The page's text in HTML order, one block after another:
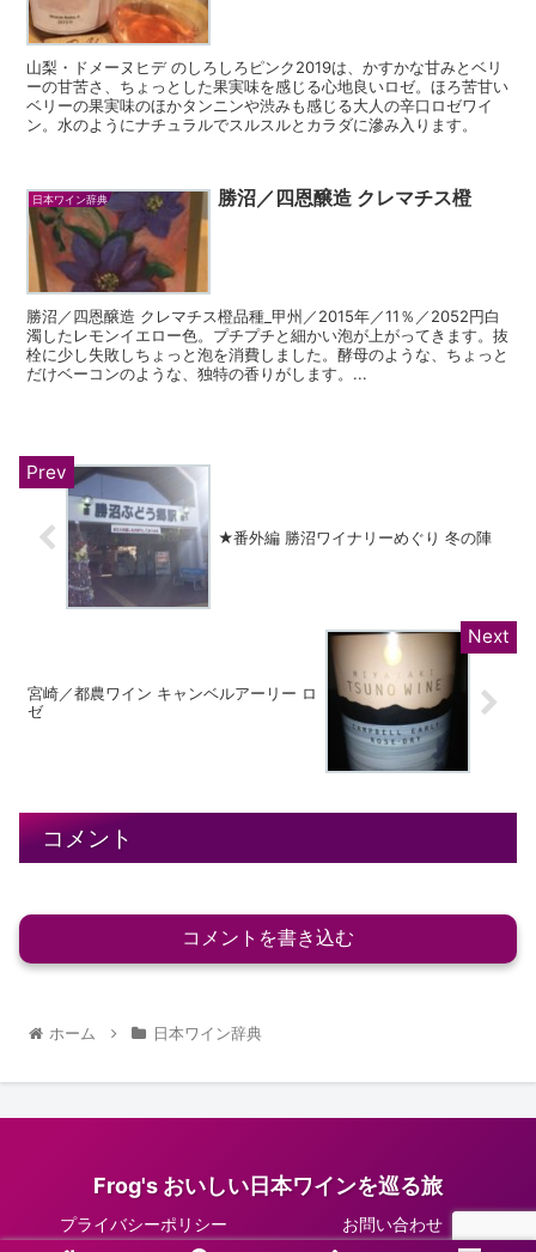
山梨・ドメーヌヒデ のしろしろピンク2019は、かすかな甘みとベリ
ーの甘苦さ、ちょっとした果実味を感じる心地良いロゼ。ほろ苦甘い
ベリーの果実味のほかタンニンや渋みも感じる大人の辛口ロゼワイ
ン。水のようにナチュラルでスルスルとカラダに滲み入ります。
日本ワイン辞典 勝沼／四恩醸造 クレマチス橙
勝沼／四恩醸造 クレマチス橙品種_甲州／2015年／11％／2052円白
濁したレモンイエロー色。プチプチと細かい泡が上がってきます。抜
栓に少し失敗しちょっと泡を消費しました。酵母のような、ちょっと
だけベーコンのような、独特の香りがします。...
★番外編 勝沼ワイナリーめぐり 冬の陣
宮崎／都農ワイン キャンベルアーリー ロ
ゼ
コメント
コメントを書き込む
ホーム 日本ワイン辞典
Frog's おいしい日本ワインを巡る旅
プライバシーポリシー お問い合わせ